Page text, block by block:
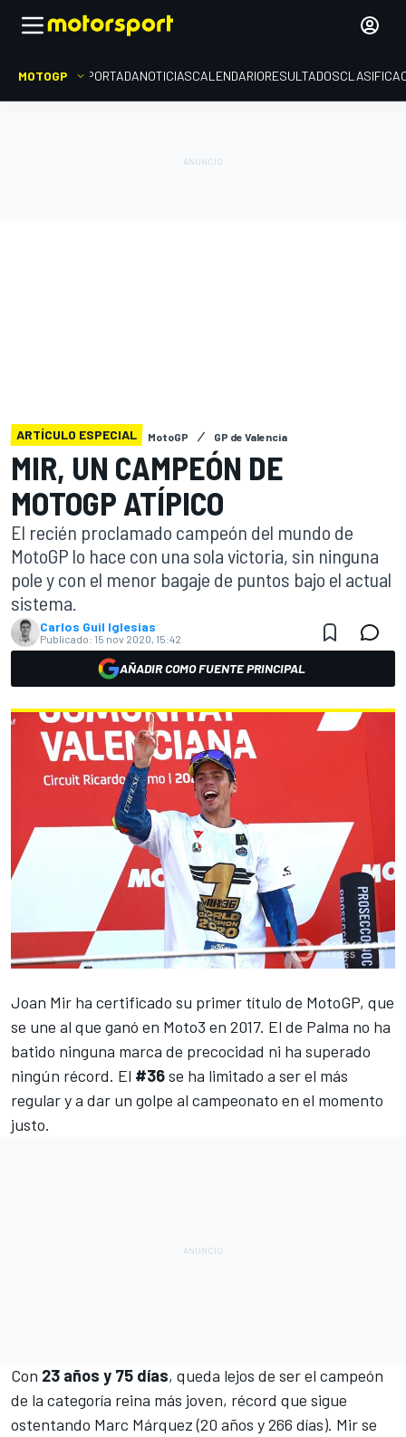
MOTOGP PORTADANOTICIASCALENDARIORESULTADOS
ARTÍCULO ESPECIAL MotoGP GP de Valencia
MIR, UN CAMPEÓN DE
MOTOGP ATÍPICO
El recién proclamado campeón del mundo de
MotoGP lo hace con una sola victoria, sin ninguna
pole y con el menor bagaje de puntos bajo el actual
sistema.
Carlos Guil Iglesias
Publicado: 15 nov 2020, 15:42
AÑADIR COMO FUENTE PRINCIPAL
Joan Mir ha certificado su primer título de MotoGP, que
se une al que ganó en Moto3 en 2017. El de Palma no ha
batido ninguna marca de precocidad ni ha superado
ningún récord. El #36se ha limitado a ser el más
regular y a dar un golpe al campeonato en el momento
justo.
Con 23 años y 75 días, queda lejos de ser el campeón
de la categoría reina más joven, récord que sigue
ostentando Marc Márquez(20 años y 266 días). Mir se